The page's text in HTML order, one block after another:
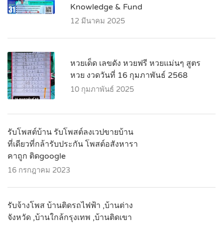
Knowledge & Fund
12 มีนาคม 2025
หวยเด็ด เลขดัง หวยฟรี หวยแม่นๆ สูตร
หวย งวดวันที่ 16 กุมภาพันธ์ 2568
10 กุมภาพันธ์ 2025
รับโพสต์บ้าน รับโพสต์ลงเวปขายบ้าน
ที่เดียวที่กล้ารับประกัน โพสต์อสังหารา
คาถูก ติดgoogle
16 กรกฎาคม 2023
รับจ้างโพส บ้านติดรถไฟฟ้า ,บ้านต่าง
จังหวัด ,บ้านใกล้กรุงเทพ ,บ้านติดเขา